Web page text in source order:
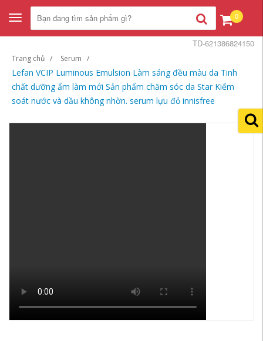
Toggle
navigation
0
Trang chủ Serum
Lefan VCIP Luminous Emulsion Làm sáng đều màu da Tinh
chất dưỡng ẩm làm mới Sản phẩm chăm sóc da Star Kiểm
soát nước và dầu không nhờn. serum lựu đỏ innisfree
TD-621386824150